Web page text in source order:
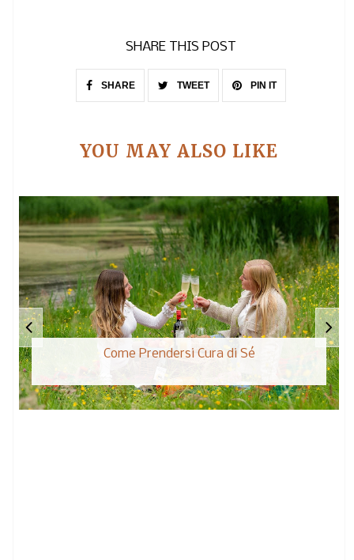
SHARE THIS POST
SHARE TWEET PIN IT
YOU MAY ALSO LIKE
Come Prendersi Cura di Sé